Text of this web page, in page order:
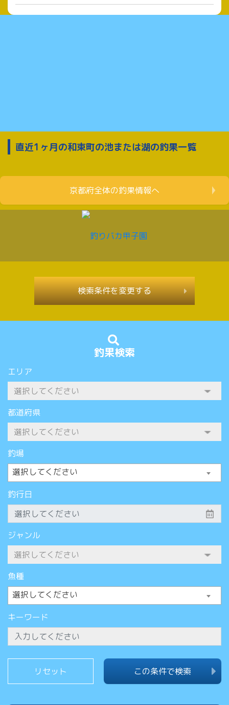
釣果検索
エリア
都道府県
釣場
選択してください
釣行日
ジャンル
魚種
選択してください
キーワード
この条件で検索
直近1ヶ月の和束町の池または湖の釣果一覧
京都府全体の釣果情報へ
検索条件を変更する